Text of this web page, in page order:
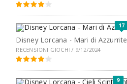
17
Disney Lorcana - Mari di Azzurrite
RECENSIONI GIOCHI / 9/12/2024
9